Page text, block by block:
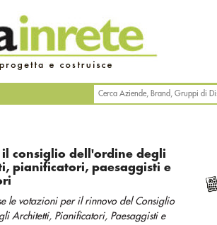
il consiglio dell'ordine degli
pianificatori, paesaggisti e
le votazioni per il rinnovo del Consiglio
Architetti, Pianificatori, Paesaggisti e